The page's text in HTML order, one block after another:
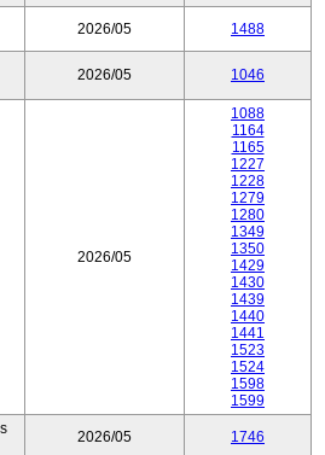
2026/05 1488
2026/05 1046
2026/05
1088
1164
1165
1227
1228
1279
1280
1349
1350
1429
1430
1439
1440
1441
1523
1524
1598
1599
2026/05 1746